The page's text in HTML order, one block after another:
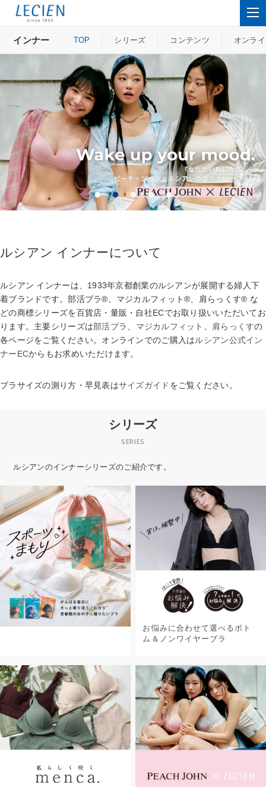
インナー TOP シリーズ コンテンツ オンラ
ルシアン インナーについて
ルシアン インナーは、1933年京都創業のルシアンが展開する婦人下
着ブランドです。部活ブラ®、マジカルフィット®、肩らっくす® な
どの商標シリーズを百貨店・量販・自社ECでお取り扱いいただいてお
ります。主要シリーズは部活ブラ マジカルフィット 肩らっくすの
各ページをご覧ください。オンラインでのご購入はルシアン公式イン
ナーECからもお求めいただけます。
ブラサイズの測り方・早見表はサイズガイド をご覧ください。
シリーズ
SERIES
ルシアンのインナーシリーズのご紹介です。
お悩みに合わせて選べるボト
ム＆ノンワイヤーブラ